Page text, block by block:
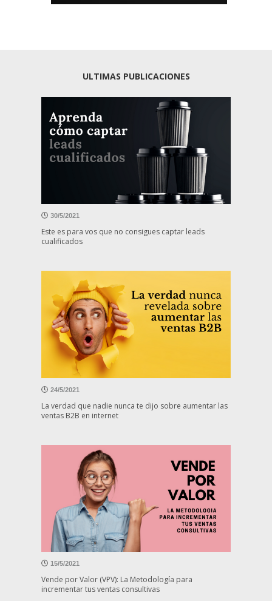
ULTIMAS PUBLICACIONES
30/5/2021
Este es para vos que no consigues captar leads
cualificados
24/5/2021
La verdad que nadie nunca te dijo sobre aumentar las
ventas B2B en internet
15/5/2021
Vende por Valor (VPV): La Metodología para
incrementar tus ventas consultivas